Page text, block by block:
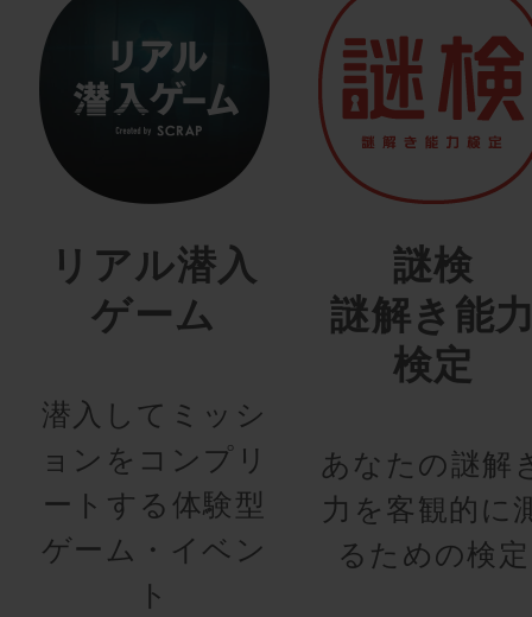
リアル潜入
ゲーム
潜入してミッシ
ョンをコンプリ
ートする体験型
ゲーム・イベン
ト
謎検
謎解き能
検定
あなたの謎解
力を客観的に
るための検定